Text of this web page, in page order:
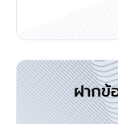
ฝากข้